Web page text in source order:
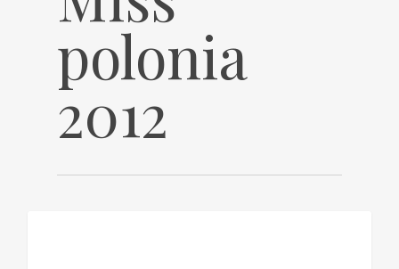
polonia
2012